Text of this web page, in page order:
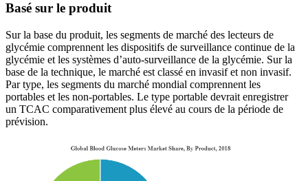
Basé sur le produit
Sur la base du produit, les segments de marché des lecteurs de
glycémie comprennent les dispositifs de surveillance continue de la
glycémie et les systèmes d’auto-surveillance de la glycémie. Sur la
base de la technique, le marché est classé en invasif et non invasif.
Par type, les segments du marché mondial comprennent les
portables et les non-portables. Le type portable devrait enregistrer
un TCAC comparativement plus élevé au cours de la période de
prévision.